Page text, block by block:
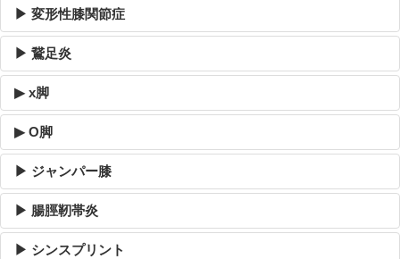
▶ 変形性膝関節症
▶ 鵞足炎
▶ x脚
▶ O脚
▶ ジャンパー膝
▶ 腸脛靭帯炎
▶ シンスプリント